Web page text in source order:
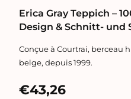
Erica Gray Teppich –
Design & Schnitt-
Conçue à Courtrai, berceau
belge, depuis 1999.
€43,26